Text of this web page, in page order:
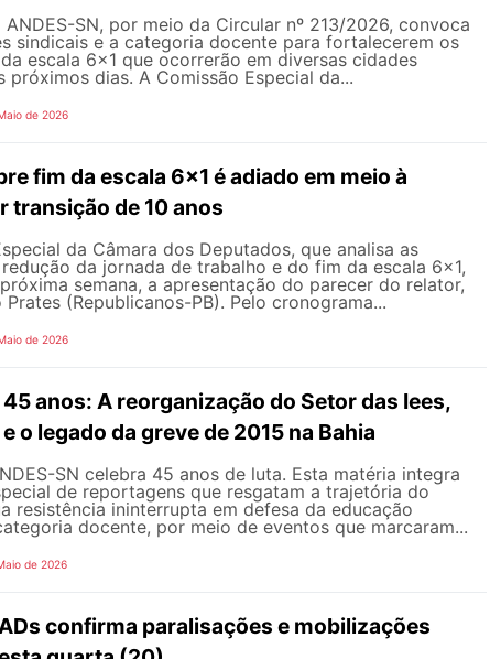
SN, por meio da Circular nº 213/2026, convoca
sindicais e a categoria docente para fortalecerem os
escala 6x1 que ocorrerão em diversas cidades
próximos dias. A Comissão Especial da...
de 2026
fim da escala 6x1 é adiado em meio à
transição de 10 anos
da Câmara dos Deputados, que analisa as
da jornada de trabalho e do fim da escala 6x1,
semana, a apresentação do parecer do relator,
(Republicanos-PB). Pelo cronograma...
de 2026
45 anos: A reorganização do Setor das Iees,
o legado da greve de 2015 na Bahia
SN celebra 45 anos de luta. Esta matéria integra
de reportagens que resgatam a trajetória do
resistência ininterrupta em defesa da educação
docente, por meio de eventos que marcaram...
de 2026
confirma paralisações e mobilizações